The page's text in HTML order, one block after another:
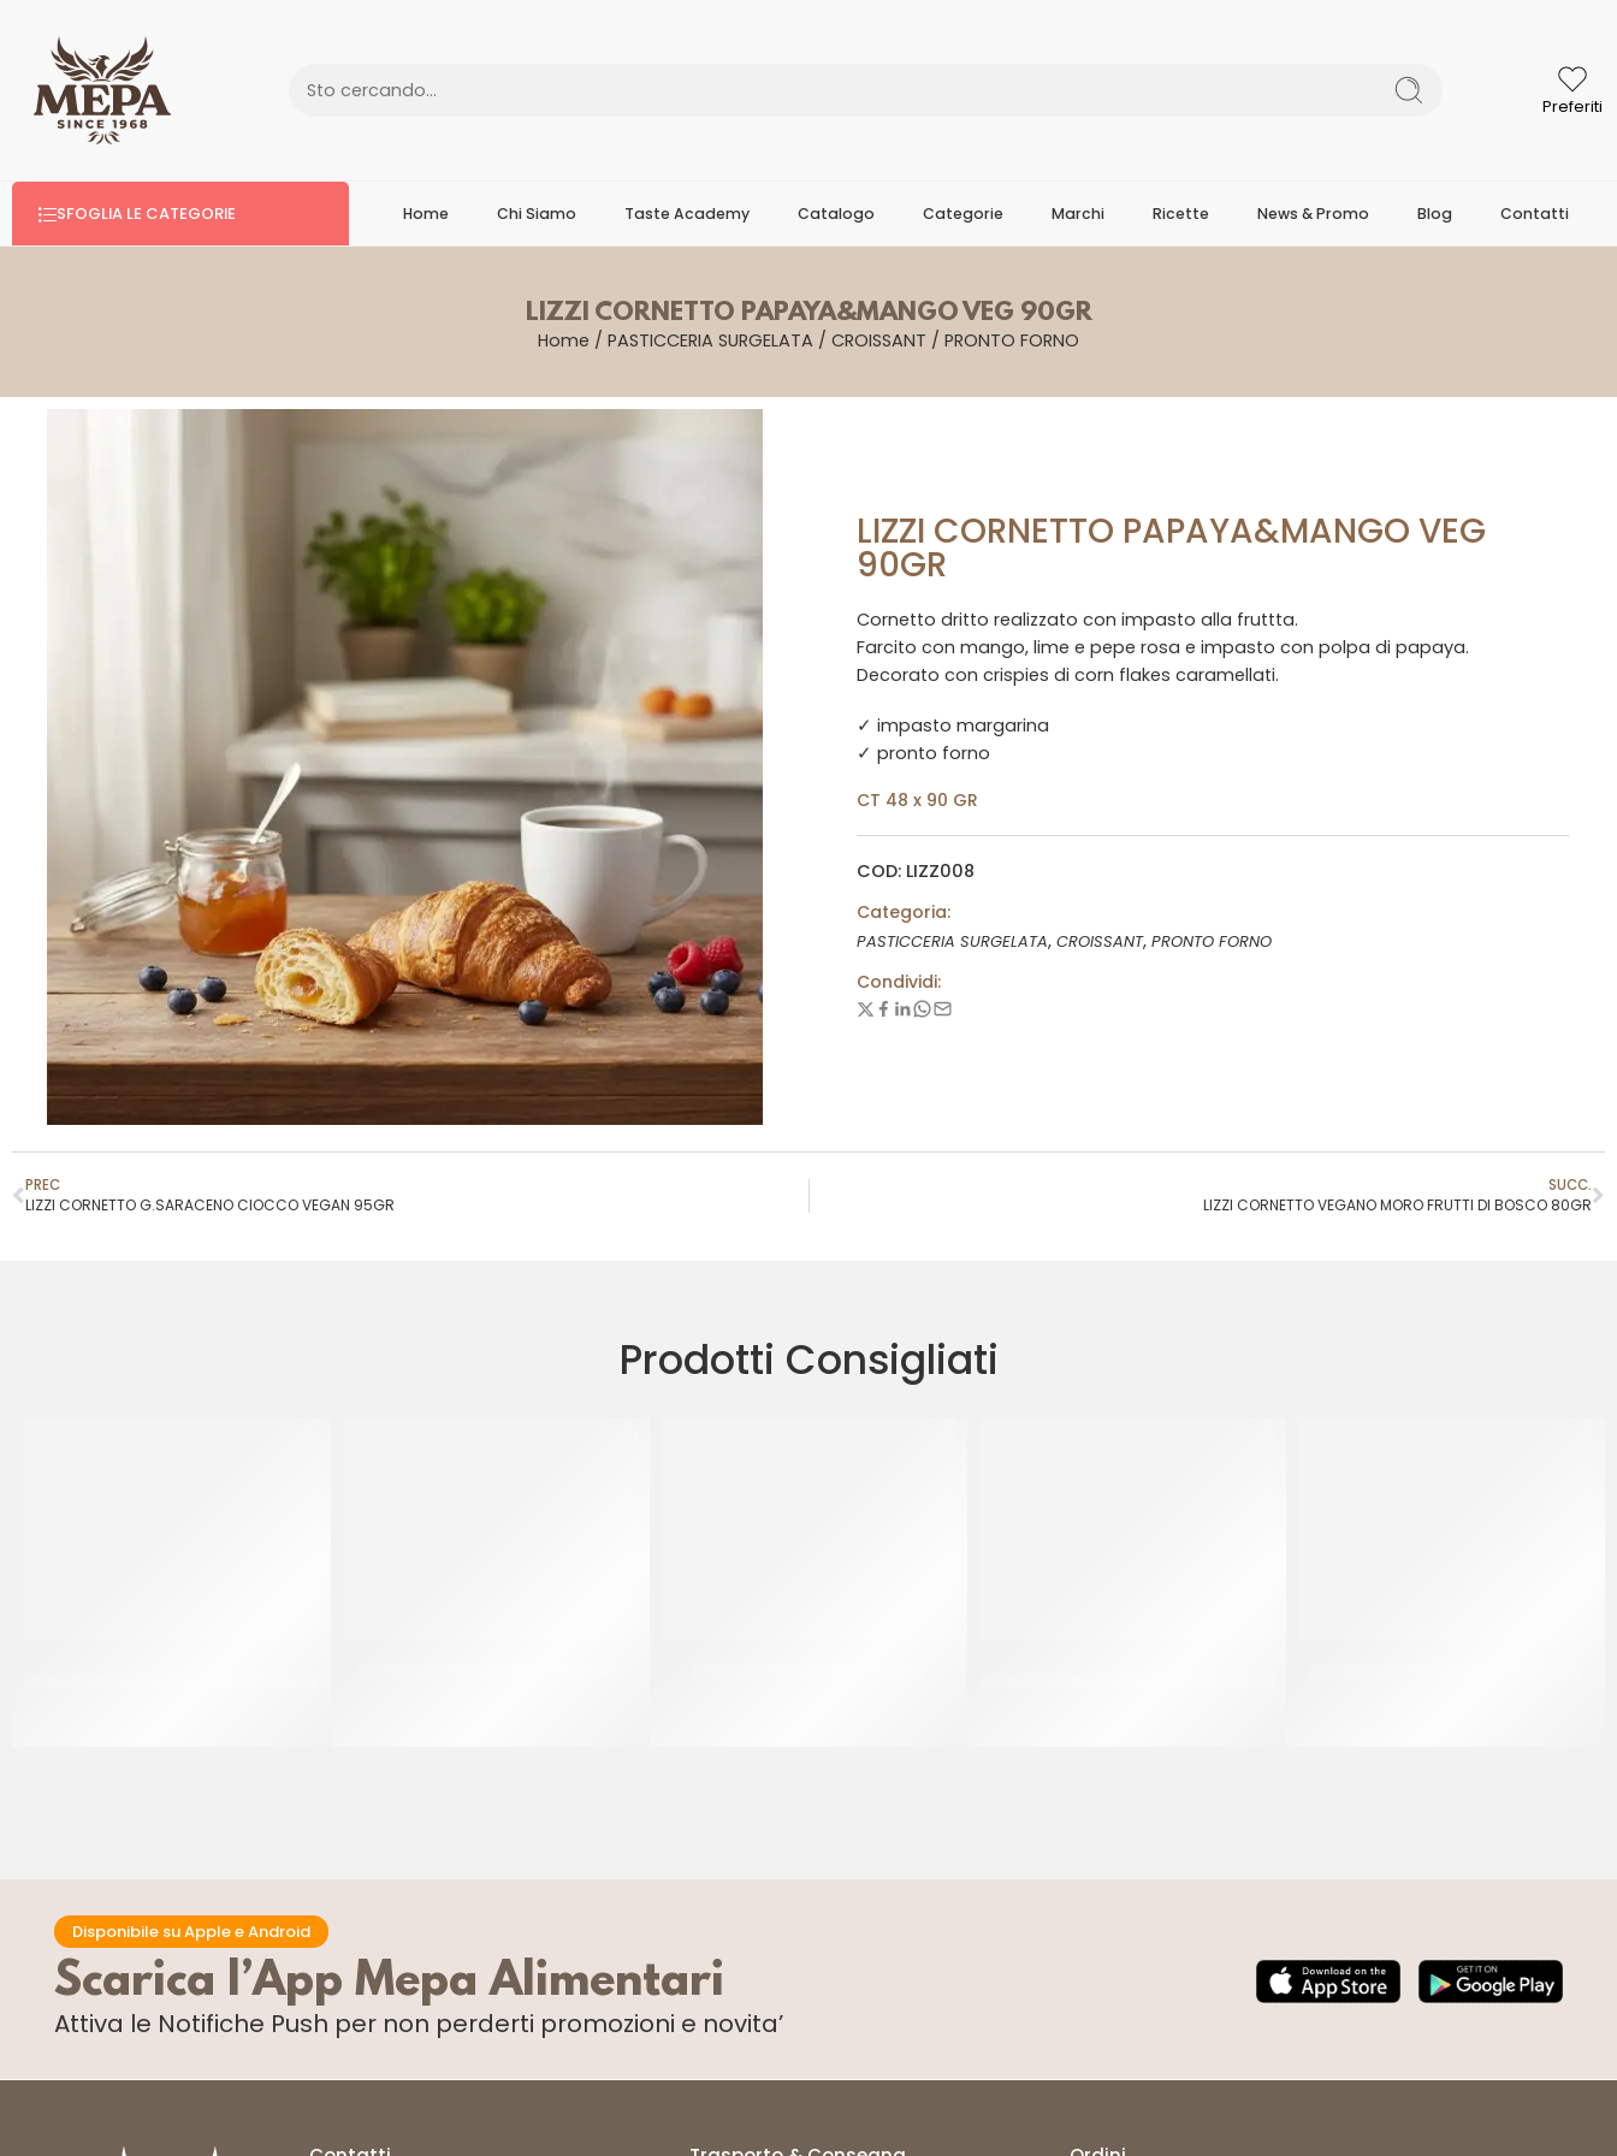
Preferiti
SFOGLIA LE CATEGORIE Home Chi Siamo Taste Academy Catalogo Categorie Marchi Ricette News & Promo Blog Contatti
LIZZI CORNETTO PAPAYA&MANGO VEG 90GR
Home / PASTICCERIA SURGELATA / CROISSANT / PRONTO FORNO
LIZZI CORNETTO PAPAYA&MANGO VEG
90GR
Cornetto dritto realizzato con impasto alla fruttta.
Farcito con mango, lime e pepe rosa e impasto con polpa di papaya.
Decorato con crispies di corn flakes caramellati.
✓ impasto margarina
✓ pronto forno
CT 48 x 90 GR
COD: LIZZ008
Categoria:
PASTICCERIA SURGELATA, CROISSANT, PRONTO FORNO
Condividi:
PREC
LIZZI CORNETTO G.SARACENO CIOCCO VEGAN 95GR
SUCC.
LIZZI CORNETTO VEGANO MORO FRUTTI DI BOSCO 80GR
Prodotti Consigliati
Disponibile su Apple e Android
Scarica l’App Mepa Alimentari
Attiva le Notifiche Push per non perderti promozioni e novita’